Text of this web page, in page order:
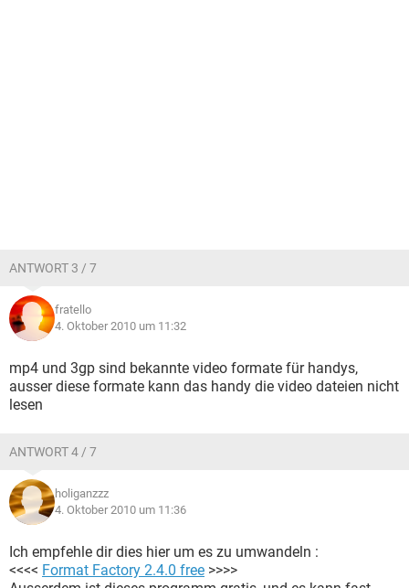
ANTWORT 3 / 7
fratello
4. Oktober 2010 um 11:32
mp4 und 3gp sind bekannte video formate für handys,
ausser diese formate kann das handy die video dateien nicht
lesen
ANTWORT 4 / 7
holiganzzz
4. Oktober 2010 um 11:36
Ich empfehle dir dies hier um es zu umwandeln :
<<<< Format Factory 2.4.0 free >>>>